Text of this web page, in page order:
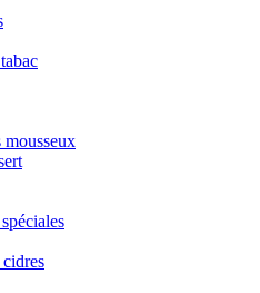
mousseux